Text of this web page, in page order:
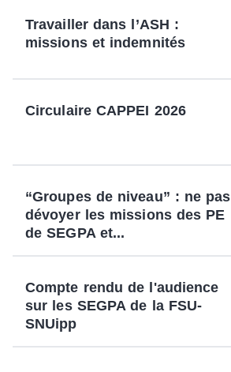
Travailler dans l’ASH :
missions et indemnités
Circulaire CAPPEI 2026
“Groupes de niveau” : ne pas
dévoyer les missions des PE
de SEGPA et...
Compte rendu de l'audience
sur les SEGPA de la FSU-
SNUipp